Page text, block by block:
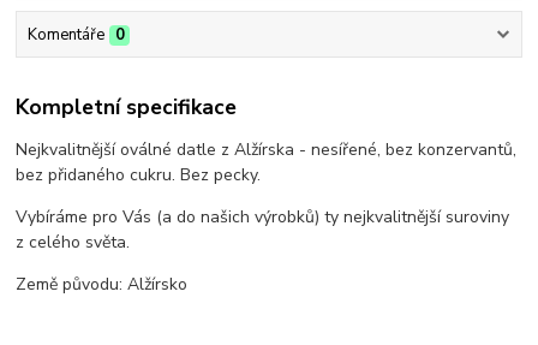
Komentáře 0
Kompletní specifikace
Nejkvalitnější oválné datle z Alžírska - nesířené, bez konzervantů,
bez přidaného cukru. Bez pecky.
Vybíráme pro Vás (a do našich výrobků) ty nejkvalitnější suroviny
z celého světa.
Země původu: Alžírsko